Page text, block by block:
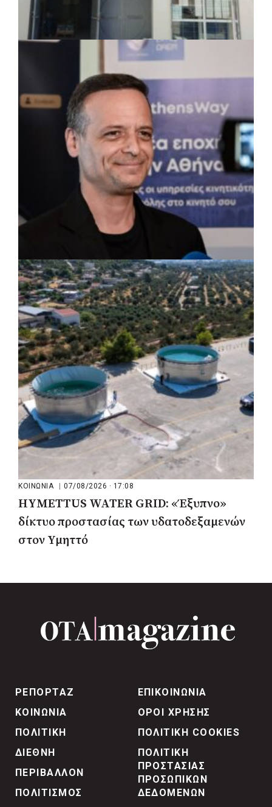
ΤΟΠΙΚΗ ΑΥΤΟΔΙΟΙΚΗΣΗ 07/08/2026 · 17:45
Δήμος Πετρούπολης: Εργασίες
συντήρησης σε σχολεία και αθλητικές
εγκαταστάσεις
ΡΕΠΟΡΤΑΖ | 07/08/2026 · 17:27
Ο Δούκας για έργα, καθαριότητα και τη
μάχη των επόμενων εκλογών: «Η καλύτερη
μου να κατέβει ο Μπακογιάννης»
ΚΟΙΝΩΝΙΑ 07/08/2026 · 17:08
HYMETTUS WATER GRID: «Έξυπνο»
δίκτυο προστασίας των υδατοδεξαμενών
στον Υμηττό
ΡΕΠΟΡΤΑΖ
ΚΟΙΝΩΝΙΑ
ΠΟΛΙΤΙΚΗ
ΔΙΕΘΝΗ
ΠΕΡΙΒΑΛΛΟΝ
ΠΟΛΙΤΙΣΜΟΣ
ΕΠΙΚΟΙΝΩΝΙΑ
ΟΡΟΙ ΧΡΗΣΗΣ
ΠΟΛΙΤΙΚΗ COOKIES
ΠΟΛΙΤΙΚΗ
ΠΡΟΣΤΑΣΙΑΣ
ΠΡΟΣΩΠΙΚΩΝ
ΔΕΔΟΜΕΝΩΝ